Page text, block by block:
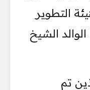
التطوير
الشيخ
تم